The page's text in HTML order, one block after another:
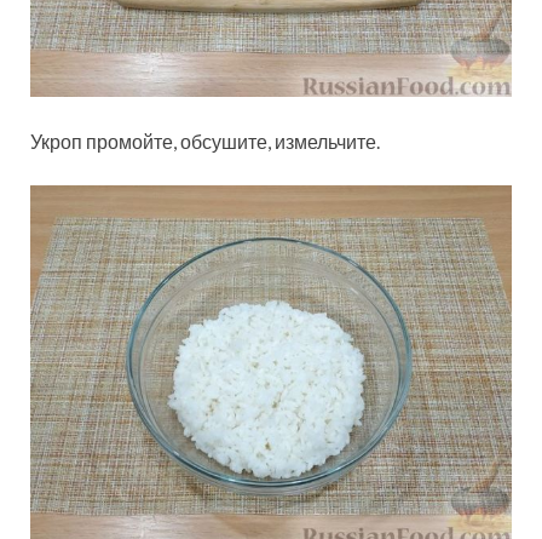
Укроп промойте, обсушите, измельчите.